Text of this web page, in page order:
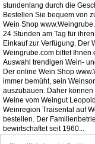
stundenlang durch die
Bestellen Sie bequem von
Wein Shop
24 Stunden am Tag für
Einkauf zur Verfügung. Der
Weingrube.com bittet Ihnen
Auswahl trendigen Wein-
Der online Wein Shop
immer bemüht, sein
auszubauen. Daher können
Weine vom Weingut
Weinregion Traisental auf
bestellen. Der
bewirtschaftet seit 1960...